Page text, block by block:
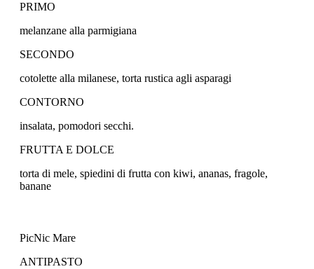
PRIMO
melanzane alla parmigiana
SECONDO
cotolette alla milanese, torta rustica agli asparagi
CONTORNO
insalata, pomodori secchi.
FRUTTA E DOLCE
torta di mele, spiedini di frutta con kiwi, ananas, fragole,
banane
PicNic Mare
ANTIPASTO